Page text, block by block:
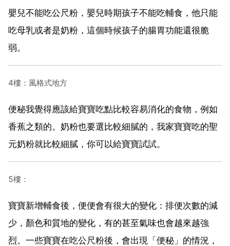
嬰兒不能吃公尺粉，嬰兒時期孩子不能吃輔食，他只能
吃母乳或者是奶粉，這個時候孩子的腸胃功能還很脆
弱。
4樓：風格式地方
便秘我覺得應該給寶寶吃點比較容易消化的食物，例如
香蕉之類的。奶粉也要選比較細膩的，我家寶寶吃的聖
元奶粉就比較細膩，你可以給寶寶試試。
5樓：
寶寶新增輔食後，便便會有很大的變化：排便次數的減
少，顏色和質地的變化，有的甚至氣味也會越來越強
烈。一些寶寶在吃公尺粉後，會出現「便秘」的情況，